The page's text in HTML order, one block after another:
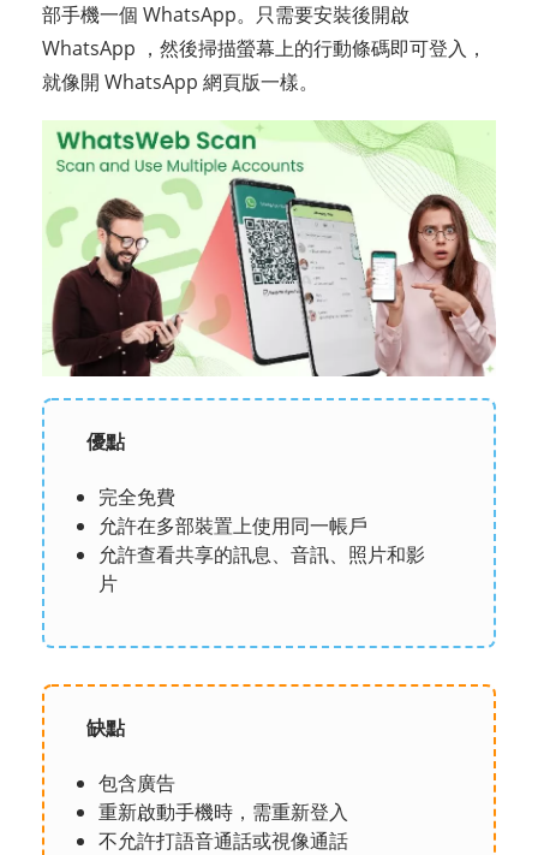
部手機一個 WhatsApp。只需要安裝後開啟
WhatsApp ，然後掃描螢幕上的行動條碼即可登入，
就像開 WhatsApp 網頁版一樣。
優點
完全免費
允許在多部裝置上使用同一帳戶
允許查看共享的訊息、音訊、照片和影
片
缺點
包含廣告
重新啟動手機時，需重新登入
不允許打語音通話或視像通話